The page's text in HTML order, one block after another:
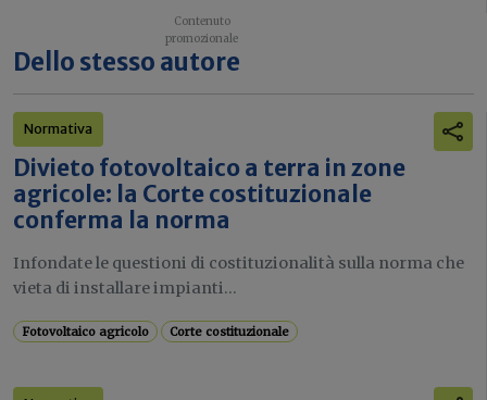
Dello stesso autore
Normativa
Divieto fotovoltaico a terra in zone
agricole: la Corte costituzionale
conferma la norma
Infondate le questioni di costituzionalità sulla norma che
vieta di installare impianti...
Fotovoltaico agricolo Corte costituzionale